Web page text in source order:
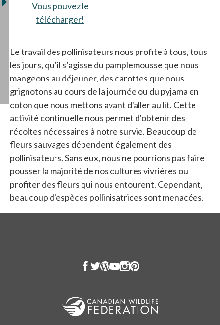
Vous pouvez le
télécharger!
Le travail des pollinisateurs nous profite à tous, tous
les jours, qu’il s’agisse du pamplemousse que nous
mangeons au déjeuner, des carottes que nous
grignotons au cours de la journée ou du pyjama en
coton que nous mettons avant d'aller au lit. Cette
activité continuelle nous permet d'obtenir des
récoltes nécessaires à notre survie. Beaucoup de
fleurs sauvages dépendent également des
pollinisateurs. Sans eux, nous ne pourrions pas faire
pousser la majorité de nos cultures vivrières ou
profiter des fleurs qui nous entourent. Cependant,
beaucoup d'espèces pollinisatrices sont menacées.